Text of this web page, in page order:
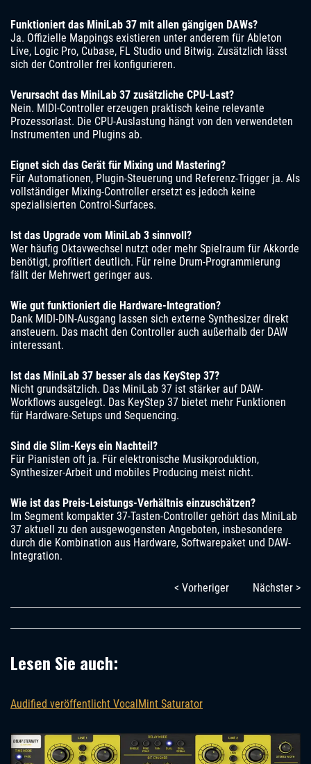
Funktioniert das MiniLab 37 mit allen gängigen DAWs?
Ja. Offizielle Mappings existieren unter anderem für Ableton
Live, Logic Pro, Cubase, FL Studio und Bitwig. Zusätzlich lässt
sich der Controller frei konfigurieren.
Verursacht das MiniLab 37 zusätzliche CPU-Last?
Nein. MIDI-Controller erzeugen praktisch keine relevante
Prozessorlast. Die CPU-Auslastung hängt von den verwendeten
Instrumenten und Plugins ab.
Eignet sich das Gerät für Mixing und Mastering?
Für Automationen, Plugin-Steuerung und Referenz-Trigger ja. Als
vollständiger Mixing-Controller ersetzt es jedoch keine
spezialisierten Control-Surfaces.
Ist das Upgrade vom MiniLab 3 sinnvoll?
Wer häufig Oktavwechsel nutzt oder mehr Spielraum für Akkorde
benötigt, profitiert deutlich. Für reine Drum-Programmierung
fällt der Mehrwert geringer aus.
Wie gut funktioniert die Hardware-Integration?
Dank MIDI-DIN-Ausgang lassen sich externe Synthesizer direkt
ansteuern. Das macht den Controller auch außerhalb der DAW
interessant.
Ist das MiniLab 37 besser als das KeyStep 37?
Nicht grundsätzlich. Das MiniLab 37 ist stärker auf DAW-
Workflows ausgelegt. Das KeyStep 37 bietet mehr Funktionen
für Hardware-Setups und Sequencing.
Sind die Slim-Keys ein Nachteil?
Für Pianisten oft ja. Für elektronische Musikproduktion,
Synthesizer-Arbeit und mobiles Producing meist nicht.
Wie ist das Preis-Leistungs-Verhältnis einzuschätzen?
Im Segment kompakter 37-Tasten-Controller gehört das MiniLab
37 aktuell zu den ausgewogensten Angeboten, insbesondere
durch die Kombination aus Hardware, Softwarepaket und DAW-
Integration.
< Vorheriger Nächster >
Lesen Sie auch:
Audified veröffentlicht VocalMint Saturator